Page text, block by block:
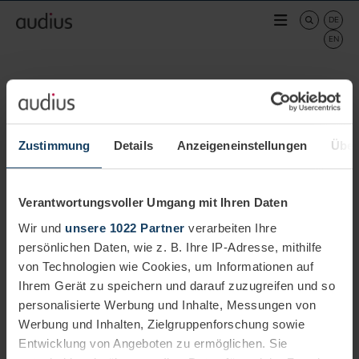
Zustimmung Details Anzeigeneinstellungen
Verantwortungsvoller Umgang mit Ihren Daten
Wir und unsere 1022 Partner verarbeiten Ihre
persönlichen Daten, wie z. B. Ihre IP-Adresse, mithilfe
von Technologien wie Cookies, um Informationen auf
Ihrem Gerät zu speichern und darauf zuzugreifen und so
personalisierte Werbung und Inhalte, Messungen von
Werbung und Inhalten, Zielgruppenforschung sowie
Entwicklung von Angeboten zu ermöglichen. Sie
Thorsten Zelt
IT-Projektspezialist